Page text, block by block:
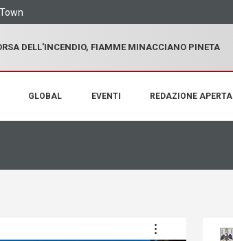
DELL'INCENDIO, FIAMME MINACCIANO PINETA
GLOBAL EVENTI REDAZIONE APERTA